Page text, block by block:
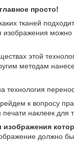
просто!
тканей
изображения
этой
методам
технология
к вопросу
наклеек для
должно